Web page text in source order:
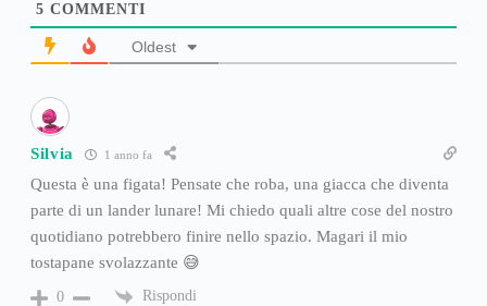
5 COMMENTI
Oldest
Silvia 1 anno fa
Questa è una figata! Pensate che roba, una giacca che diventa
parte di un lander lunare! Mi chiedo quali altre cose del nostro
quotidiano potrebbero finire nello spazio. Magari il mio
tostapane svolazzante 😅
0 Rispondi